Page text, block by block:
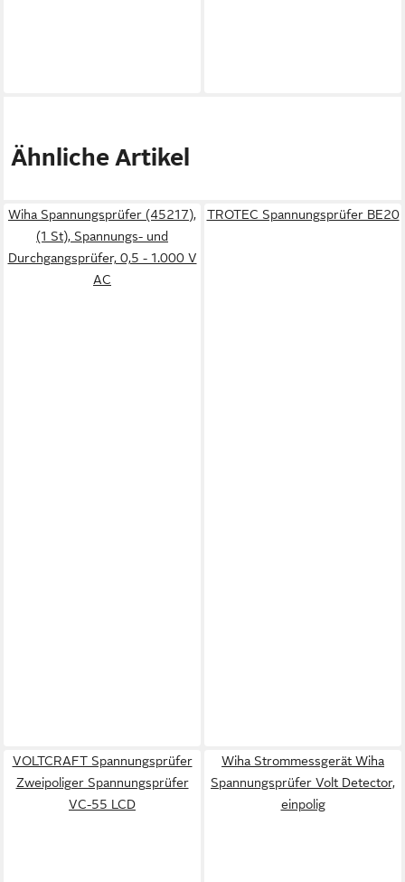
Ähnliche Artikel
Wiha Spannungsprüfer (45217),
(1 St), Spannungs- und
Durchgangsprüfer, 0,5 - 1.000 V
AC
TROTEC Spannungsprüfer BE20
VOLTCRAFT Spannungsprüfer
Zweipoliger Spannungsprüfer
VC-55 LCD
Wiha Strommessgerät Wiha
Spannungsprüfer Volt Detector,
einpolig